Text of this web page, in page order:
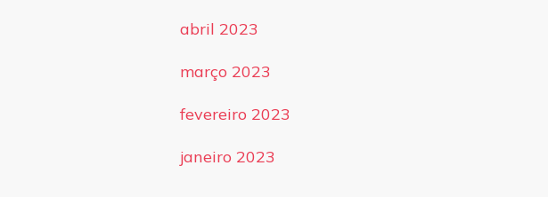
abril 2023
março 2023
fevereiro 2023
janeiro 2023